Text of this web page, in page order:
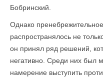
Бобринский.
Однако
распространялось не
он принял ряд решений,
негативно. Среди них был
намерение выступить